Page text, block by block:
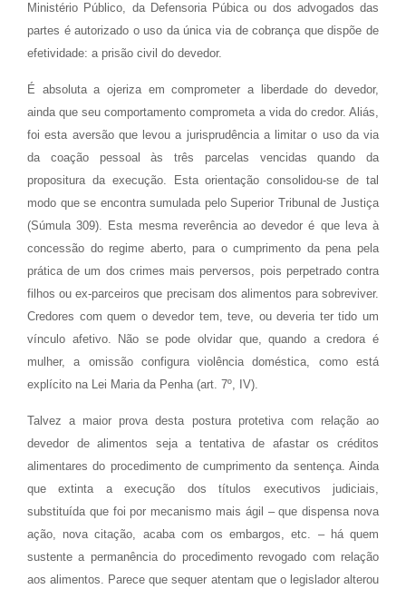
Ministério Público, da Defensoria Púbica ou dos advogados das
partes é autorizado o uso da única via de cobrança que dispõe de
efetividade: a prisão civil do devedor.
É absoluta a ojeriza em comprometer a liberdade do devedor,
ainda que seu comportamento comprometa a vida do credor. Aliás,
foi esta aversão que levou a jurisprudência a limitar o uso da via
da coação pessoal às três parcelas vencidas quando da
propositura da execução. Esta orientação consolidou-se de tal
modo que se encontra sumulada pelo Superior Tribunal de Justiça
(Súmula 309). Esta mesma reverência ao devedor é que leva à
concessão do regime aberto, para o cumprimento da pena pela
prática de um dos crimes mais perversos, pois perpetrado contra
filhos ou ex-parceiros que precisam dos alimentos para sobreviver.
Credores com quem o devedor tem, teve, ou deveria ter tido um
vínculo afetivo. Não se pode olvidar que, quando a credora é
mulher, a omissão configura violência doméstica, como está
explícito na Lei Maria da Penha (art. 7º, IV).
Talvez a maior prova desta postura protetiva com relação ao
devedor de alimentos seja a tentativa de afastar os créditos
alimentares do procedimento de cumprimento da sentença. Ainda
que extinta a execução dos títulos executivos judiciais,
substituída que foi por mecanismo mais ágil – que dispensa nova
ação, nova citação, acaba com os embargos, etc. – há quem
sustente a permanência do procedimento revogado com relação
aos alimentos. Parece que sequer atentam que o legislador alterou